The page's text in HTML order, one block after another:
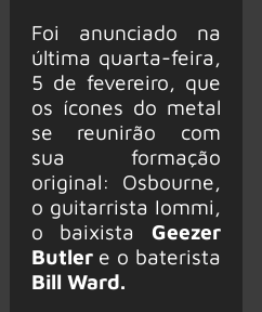
Foi anunciado na
última quarta-feira,
5 de fevereiro, que
os ícones do metal
se reunirão com
sua formação
original: Osbourne,
o guitarrista Iommi,
o baixista Geezer
Butler e o baterista
Bill Ward.